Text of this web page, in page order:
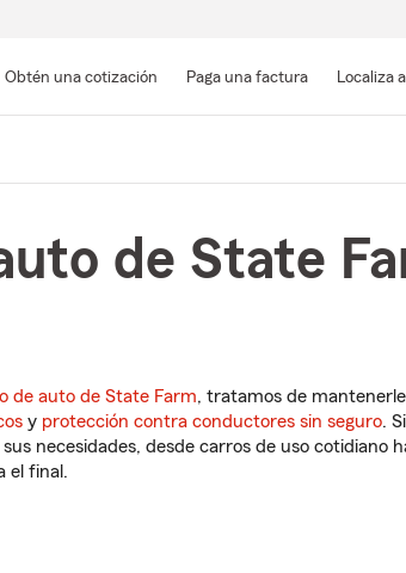
contenido
Obtén una cotización Paga una factura Localiza
de State
de auto de State Farm, tratamos de
y protección contra conductores sin seguro.
necesidades, desde carros de uso cotidiano
el final.